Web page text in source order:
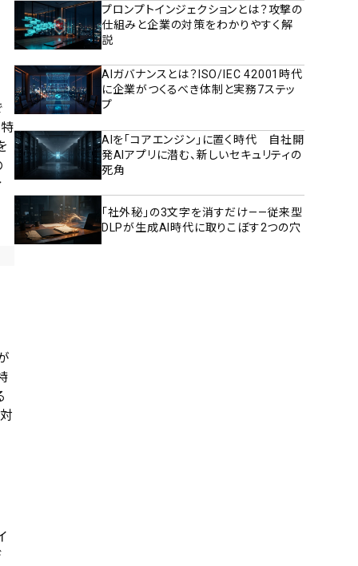
プロンプトインジェクションとは？攻撃の
仕組みと企業の対策をわかりやすく解
説
AIガバナンスとは？ISO/IEC 42001時代
に企業がつくるべき体制と実務7ステッ
プ
AIを「コアエンジン」に置く時代 自社開
発AIアプリに潜む、新しいセキュリティの
死角
「社外秘」の3文字を消すだけ——従来型
DLPが生成AI時代に取りこぼす2つの穴